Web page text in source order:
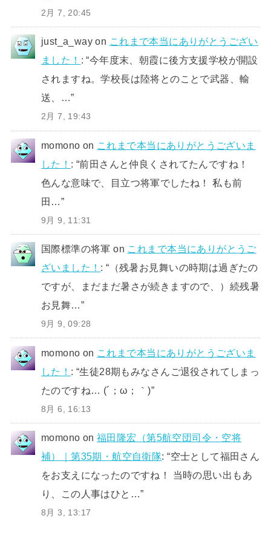
2月 7, 20:45
just_a_way on これまで本当にありがとうござい
ました！ : “今年度末、朝霞に後方支援学校が開設
されますね。学校長は陸将とのことで武器、輸
送、…”
2月 7, 19:43
momono on これまで本当にありがとうございま
した！ : “前田さんと仲良くされてたんですね！
色んな意味で、目立つ将軍でしたね！ 私も前
田…”
9月 9, 11:31
国際標準の将軍 on これまで本当にありがとうご
ざいました！ : “ （残暑お見舞いの時期は過ぎたの
ですが、まだまだ暑さが続きますので、）続残暑
お見舞…”
9月 9, 09:28
momono on これまで本当にありがとうございま
した！ : “生徒28期もみなさんご退役されてしまっ
たのですね… (´；ω；｀)”
8月 6, 16:13
momono on福田隆宏（第5航空団司令・空将
補）｜第35期・航空自衛隊: “空士として福田さん
をお支えになったのですね！ 当時の思い出もあ
り、この人事はひと…”
8月 3, 13:17